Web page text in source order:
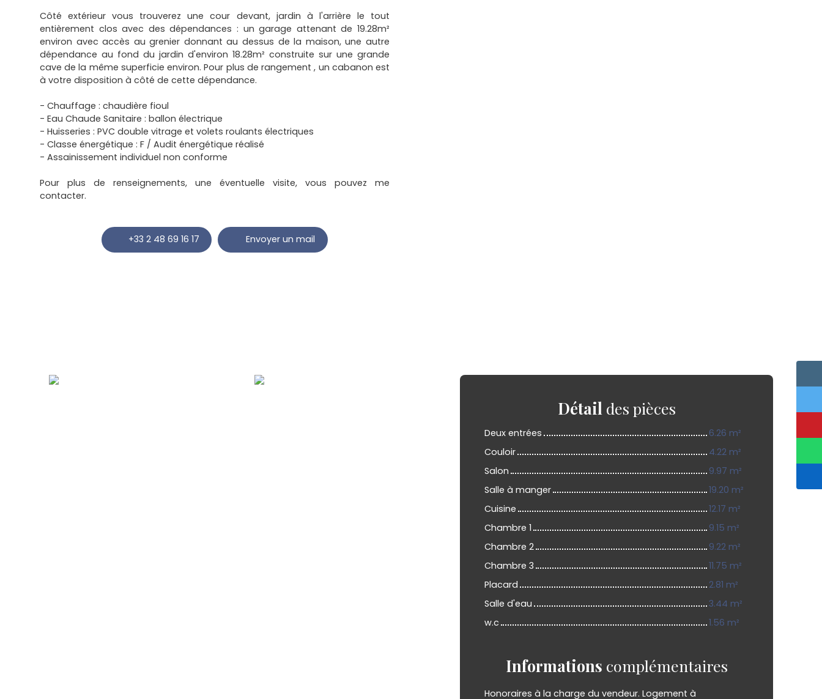
Côté extérieur vous trouverez une cour devant, jardin à l'arrière le tout
entièrement clos avec des dépendances : un garage attenant de 19.28m²
environ avec accès au grenier donnant au dessus de la maison, une autre
dépendance au fond du jardin d'environ 18.28m² construite sur une grande
cave de la même superficie environ. Pour plus de rangement , un cabanon est
à votre disposition à côté de cette dépendance.
- Chauffage : chaudière fioul
- Eau Chaude Sanitaire : ballon électrique
- Huisseries : PVC double vitrage et volets roulants électriques
- Classe énergétique : F / Audit énergétique réalisé
- Assainissement individuel non conforme
Pour plus de renseignements, une éventuelle visite, vous pouvez me
contacter.
+33 2 48 69 16 17 Envoyer un mail
Détail des pièces
Deux entrées
6.26 m²
Couloir
4.22 m²
Salon
9.97 m²
Salle à manger
19.20 m²
Cuisine
12.17 m²
Chambre 1
9.15 m²
Chambre 2
9.22 m²
Chambre 3
11.75 m²
Placard
2.81 m²
Salle d'eau
3.44 m²
w.c
1.56 m²
Informations complémentaires
Honoraires à la charge du vendeur. Logement à